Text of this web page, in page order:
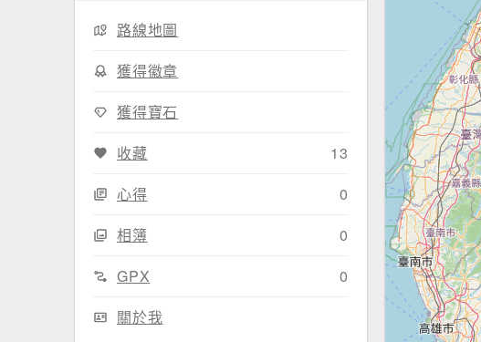
路線地圖
獲得徽章
獲得寶石
收藏
13
心得
0
相簿
0
GPX
0
關於我